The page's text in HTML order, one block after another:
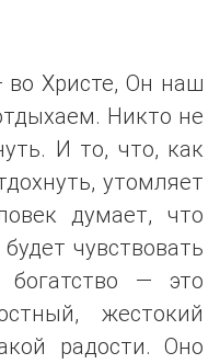
Христе, Он наш
Никто не
И то, что, как
утомляет
думает, что
чувствовать
— это
жестокий
радости. Оно